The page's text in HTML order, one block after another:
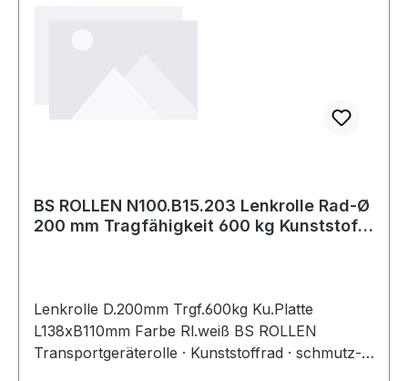
BS ROLLEN N100.B15.203 Lenkrolle Rad-Ø
200 mm Tragfähigkeit 600 kg Kunststoff
Lenkrolle D.200mm Trgf.600kg Ku.Platte
L138xB110mm Farbe Rl.weiß BS ROLLEN
Transportgeräterolle · Kunststoffrad · schmutz-